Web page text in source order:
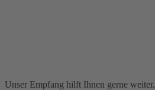
Unser Empfang hilft Ihnen gerne weiter.